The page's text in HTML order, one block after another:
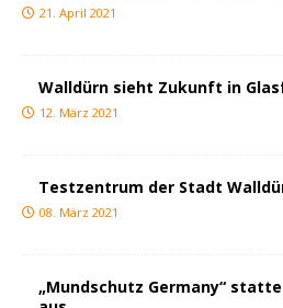
21. April 2021
Walldürn sieht Zukunft in
12. März 2021
Testzentrum der Stadt
08. März 2021
„Mundschutz Germany“